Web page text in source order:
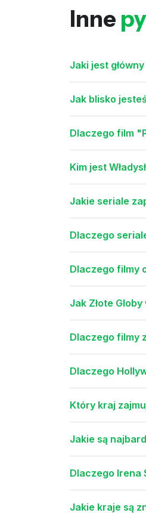
Inne
Jaki jest
Jak blisko
Dlaczego film
Kim jest
Jakie seriale
Dlaczego
Dlaczego filmy
Jak Złote
Dlaczego filmy
Dlaczego
Który kraj
Jakie są
Dlaczego Irena
Jakie kraje są